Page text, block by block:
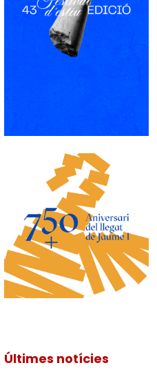
Últimes notícies